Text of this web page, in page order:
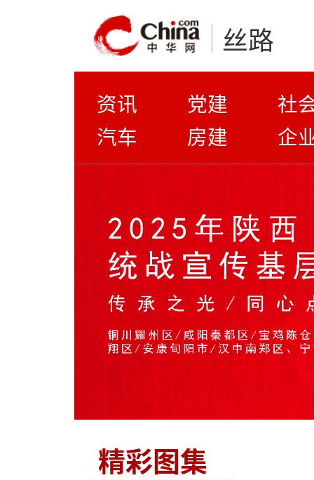
丝路
资讯 党建
社
汽车
房建 企
精彩图集